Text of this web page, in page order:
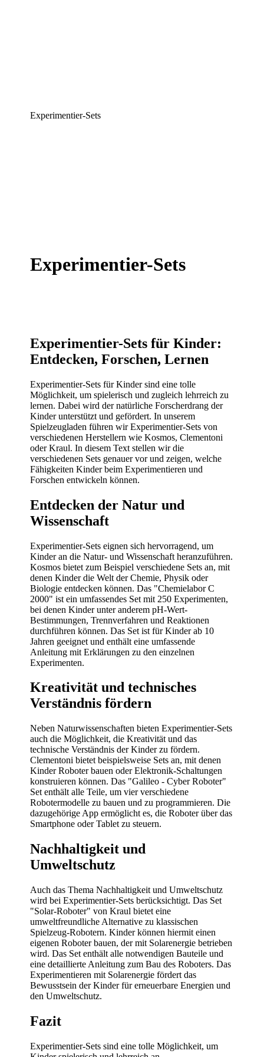
Experimentier-Sets
Experimentier-Sets
Experimentier-Sets für Kinder:
Entdecken, Forschen, Lernen
Experimentier-Sets für Kinder sind eine tolle
Möglichkeit, um spielerisch und zugleich lehrreich zu
lernen. Dabei wird der natürliche Forscherdrang der
Kinder unterstützt und gefördert. In unserem
Spielzeugladen führen wir Experimentier-Sets von
verschiedenen Herstellern wie Kosmos, Clementoni
oder Kraul. In diesem Text stellen wir die
verschiedenen Sets genauer vor und zeigen, welche
Fähigkeiten Kinder beim Experimentieren und
Forschen entwickeln können.
Entdecken der Natur und
Wissenschaft
Experimentier-Sets eignen sich hervorragend, um
Kinder an die Natur- und Wissenschaft heranzuführen.
Kosmos bietet zum Beispiel verschiedene Sets an, mit
denen Kinder die Welt der Chemie, Physik oder
Biologie entdecken können. Das "Chemielabor C
2000" ist ein umfassendes Set mit 250 Experimenten,
bei denen Kinder unter anderem pH-Wert-
Bestimmungen, Trennverfahren und Reaktionen
durchführen können. Das Set ist für Kinder ab 10
Jahren geeignet und enthält eine umfassende
Anleitung mit Erklärungen zu den einzelnen
Experimenten.
Kreativität und technisches
Verständnis fördern
Neben Naturwissenschaften bieten Experimentier-Sets
auch die Möglichkeit, die Kreativität und das
technische Verständnis der Kinder zu fördern.
Clementoni bietet beispielsweise Sets an, mit denen
Kinder Roboter bauen oder Elektronik-Schaltungen
konstruieren können. Das "Galileo - Cyber Roboter"
Set enthält alle Teile, um vier verschiedene
Robotermodelle zu bauen und zu programmieren. Die
dazugehörige App ermöglicht es, die Roboter über das
Smartphone oder Tablet zu steuern.
Nachhaltigkeit und
Umweltschutz
Auch das Thema Nachhaltigkeit und Umweltschutz
wird bei Experimentier-Sets berücksichtigt. Das Set
"Solar-Roboter" von Kraul bietet eine
umweltfreundliche Alternative zu klassischen
Spielzeug-Robotern. Kinder können hiermit einen
eigenen Roboter bauen, der mit Solarenergie betrieben
wird. Das Set enthält alle notwendigen Bauteile und
eine detaillierte Anleitung zum Bau des Roboters. Das
Experimentieren mit Solarenergie fördert das
Bewusstsein der Kinder für erneuerbare Energien und
den Umweltschutz.
Fazit
Experimentier-Sets sind eine tolle Möglichkeit, um